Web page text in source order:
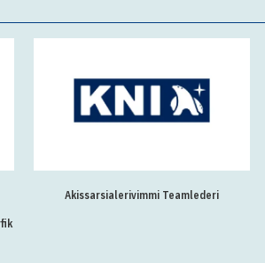
Akissarsialerivimmi Teamlederi